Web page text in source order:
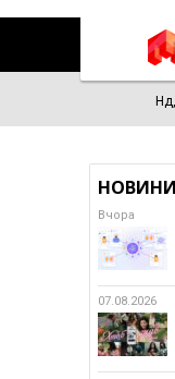
НОВИНИ
Вчора
07.08.2026